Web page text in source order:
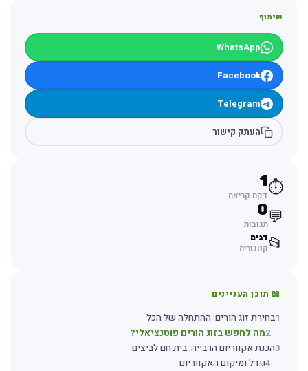
שיתוף
WhatsApp
Facebook
Telegram
העתק קישור
⏱️
1
דקת קריאה
💬
0
תגובות
📂דגים
קטגוריה
📖 תוכן העניינים
בחירת זוג הורים: ההתחלה של הכל
2מה לחפש בזוג הורים פוטנציאלי?
הכנת אקווריום הרבייה: בית חם לביצים
גודל ומיקום האקווריום